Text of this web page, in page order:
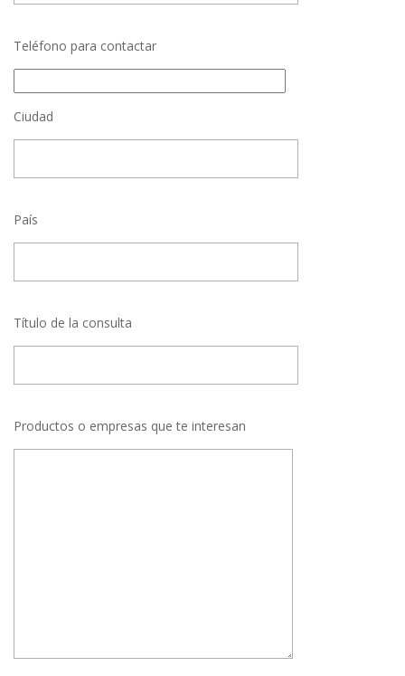
Teléfono para contactar
Ciudad
País
Título de la consulta
Productos o empresas que te interesan